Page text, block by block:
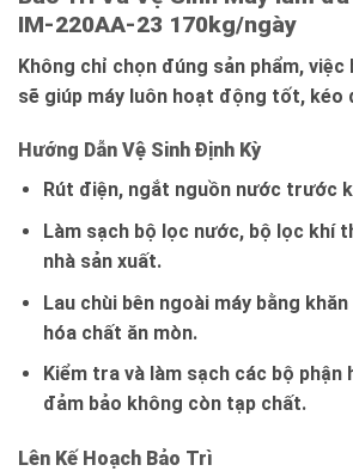
IM-220AA-23 170kg/ngày
Không chỉ chọn đúng sản phẩm,
sẽ giúp máy luôn hoạt động tốt, kéo
Hướng Dẫn Vệ Sinh Định Kỳ
Rút điện, ngắt nguồn nước trước
Làm sạch bộ lọc nước, bộ lọc khí
nhà sản xuất.
Lau chùi bên ngoài máy bằng
hóa chất ăn mòn.
Kiểm tra và làm sạch các bộ phận
đảm bảo không còn tạp chất.
Lên Kế Hoạch Bảo Trì